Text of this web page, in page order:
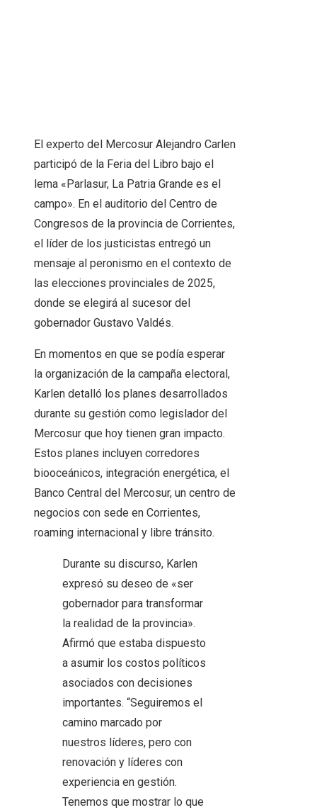
El experto del Mercosur Alejandro Carlen
participó de la Feria del Libro bajo el
lema «Parlasur, La Patria Grande es el
campo». En el auditorio del Centro de
Congresos de la provincia de Corrientes,
el líder de los justicistas entregó un
mensaje al peronismo en el contexto de
las elecciones provinciales de 2025,
donde se elegirá al sucesor del
gobernador Gustavo Valdés.
En momentos en que se podía esperar
la organización de la campaña electoral,
Karlen detalló los planes desarrollados
durante su gestión como legislador del
Mercosur que hoy tienen gran impacto.
Estos planes incluyen corredores
biooceánicos, integración energética, el
Banco Central del Mercosur, un centro de
negocios con sede en Corrientes,
roaming internacional y libre tránsito.
Durante su discurso, Karlen
expresó su deseo de «ser
gobernador para transformar
la realidad de la provincia».
Afirmó que estaba dispuesto
a asumir los costos políticos
asociados con decisiones
importantes. “Seguiremos el
camino marcado por
nuestros líderes, pero con
renovación y líderes con
experiencia en gestión.
Tenemos que mostrar lo que